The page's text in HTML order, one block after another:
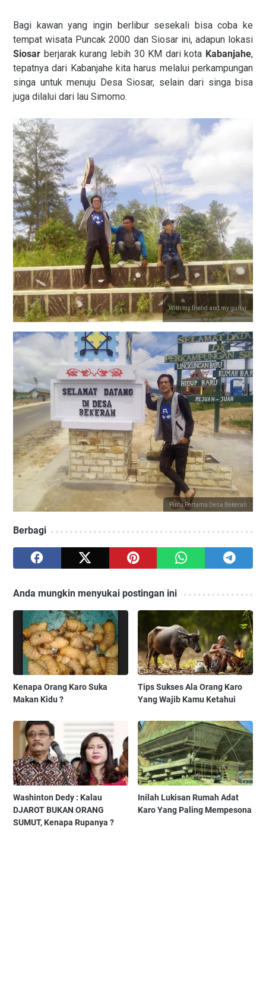
Bagi kawan yang ingin berlibur sesekali bisa coba ke
tempat wisata Puncak 2000 dan Siosar ini, adapun lokasi
Siosar berjarak kurang lebih 30 KM dari kota Kabanjahe,
tepatnya dari Kabanjahe kita harus melalui perkampungan
singa untuk menuju Desa Siosar, selain dari singa bisa
juga dilalui dari lau Simomo.
With my friend and my guitar
Pintu Pertama Desa Bekerah
Berbagi
Anda mungkin menyukai postingan ini
Kenapa Orang Karo Suka
Makan Kidu ?
Tips Sukses Ala Orang Karo
Yang Wajib Kamu Ketahui
Washinton Dedy : Kalau
DJAROT BUKAN ORANG
SUMUT, Kenapa Rupanya ?
Inilah Lukisan Rumah Adat
Karo Yang Paling Mempesona